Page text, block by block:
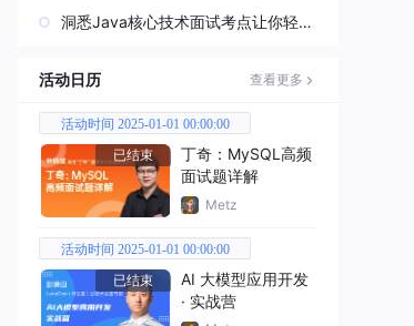
播视频平台
洞悉Java核心技术面试考点让你轻松
活动日历
查看更多
活动时间 2025-01-01 00:00:00
已结束
丁奇：MySQL高频
面试题详解
Metz
活动时间 2025-01-01 00:00:00
已结束
AI 大模型应用开发
· 实战营